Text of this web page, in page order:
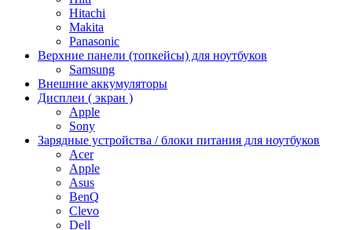
Hitachi
Makita
Panasonic
Верхние панели (топкейсы) для ноутбуков
Samsung
Внешние аккумуляторы
Дисплеи ( экран )
Apple
Sony
Зарядные устройства / блоки питания для ноутбуков
Acer
Apple
Asus
BenQ
Clevo
Dell